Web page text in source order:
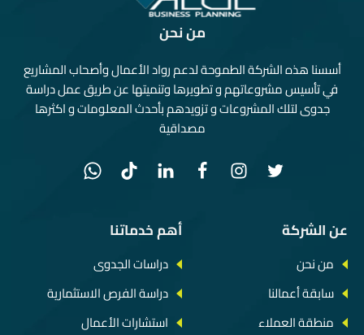
من نحن
أسسنا هذه الشركة الطموحة لدعم رواد الأعمال وأصحاب المشاريع
في تأسيس مشروعاتهم و تطويرها وتنميتها عن طريق عمل دراسة
جدوى لتلك المشروعات و تزويدهم بأحدث المعلومات و اكثرها
مصداقية
عن الشركة
من نحن
سابقة أعمالنا
منطقة العملاء
أهم خدماتنا
دراسات الجدوى
دراسة الفرص الاستثمارية
استشارات الأعمال